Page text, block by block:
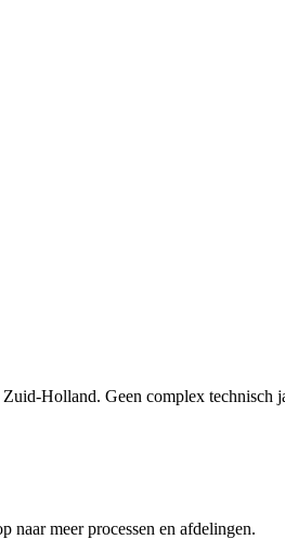
Holland. Geen complex technisch
naar meer processen en afdelingen.